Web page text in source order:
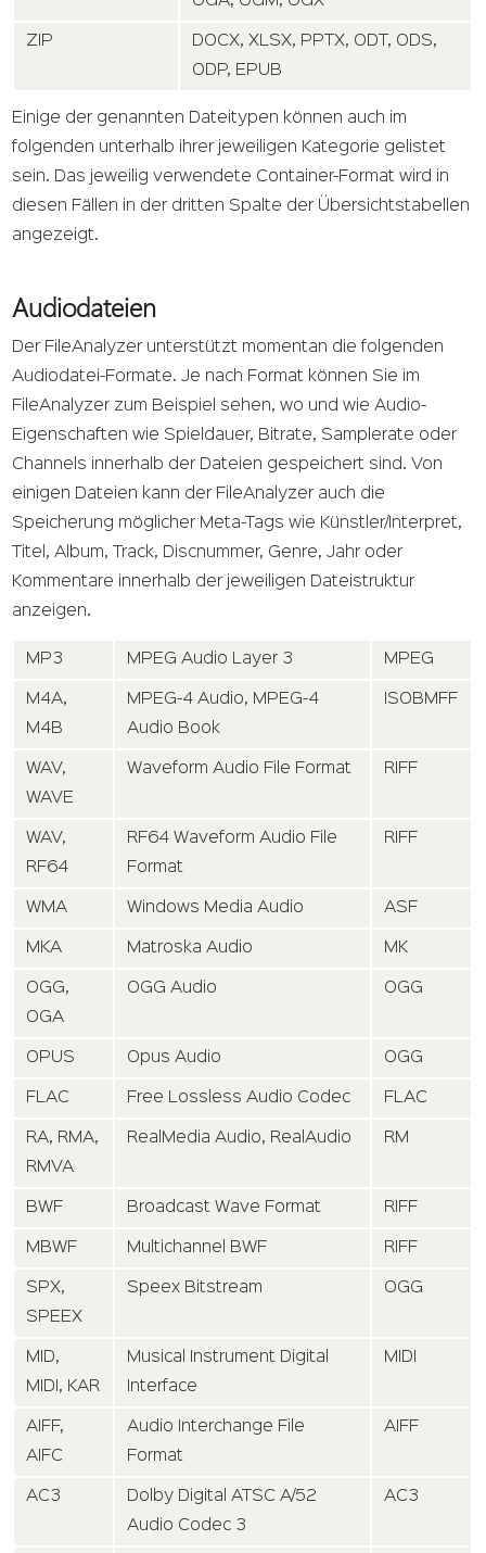
ZIP
DOCX, XLSX, PPTX, ODT, ODS,
ODP, EPUB
Einige der genannten Dateitypen können auch im
folgenden unterhalb ihrer jeweiligen Kategorie gelistet
sein. Das jeweilig verwendete Container-Format wird in
diesen Fällen in der dritten Spalte der Übersichtstabellen
angezeigt.
Audiodateien
Der FileAnalyzer unterstützt momentan die folgenden
Audiodatei-Formate. Je nach Format können Sie im
FileAnalyzer zum Beispiel sehen, wo und wie Audio-
Eigenschaften wie Spieldauer, Bitrate, Samplerate oder
Channels innerhalb der Dateien gespeichert sind. Von
einigen Dateien kann der FileAnalyzer auch die
Speicherung möglicher Meta-Tags wie Künstler/Interpret,
Titel, Album, Track, Discnummer, Genre, Jahr oder
Kommentare innerhalb der jeweiligen Dateistruktur
anzeigen.
MP3 MPEG Audio Layer 3 MPEG
M4A,
M4B
MPEG-4 Audio, MPEG-4
Audio Book
ISOBMFF
WAV,
WAVE
Waveform Audio File Format RIFF
WAV,
RF64
RF64 Waveform Audio File
Format
RIFF
WMA Windows Media Audio ASF
MKA Matroska Audio MK
OGG,
OGA
OGG Audio OGG
OPUS Opus Audio OGG
FLAC Free Lossless Audio Codec FLAC
RA, RMA,
RMVA
RealMedia Audio, RealAudio RM
BWF Broadcast Wave Format RIFF
MBWF Multichannel BWF RIFF
SPX,
SPEEX
Speex Bitstream OGG
MID,
MIDI, KAR
Musical Instrument Digital
Interface
MIDI
AIFF,
AIFC
Audio Interchange File
Format
AIFF
AC3
Dolby Digital ATSC A/52
Audio Codec 3
AC3